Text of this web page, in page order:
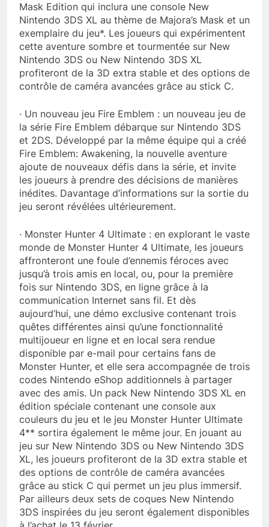
Mask Edition qui inclura une console New
Nintendo 3DS XL au thème de Majora’s Mask et un
exemplaire du jeu*. Les joueurs qui expérimentent
cette aventure sombre et tourmentée sur New
Nintendo 3DS ou New Nintendo 3DS XL
profiteront de la 3D extra stable et des options de
contrôle de caméra avancées grâce au stick C.
· Un nouveau jeu Fire Emblem : un nouveau jeu de
la série Fire Emblem débarque sur Nintendo 3DS
et 2DS. Développé par la même équipe qui a créé
Fire Emblem: Awakening, la nouvelle aventure
ajoute de nouveaux défis dans la série, et invite
les joueurs à prendre des décisions de manières
inédites. Davantage d’informations sur la sortie du
jeu seront révélées ultérieurement.
· Monster Hunter 4 Ultimate : en explorant le vaste
monde de Monster Hunter 4 Ultimate, les joueurs
affronteront une foule d’ennemis féroces avec
jusqu’à trois amis en local, ou, pour la première
fois sur Nintendo 3DS, en ligne grâce à la
communication Internet sans fil. Et dès
aujourd’hui, une démo exclusive contenant trois
quêtes différentes ainsi qu’une fonctionnalité
multijoueur en ligne et en local sera rendue
disponible par e-mail pour certains fans de
Monster Hunter, et elle sera accompagnée de trois
codes Nintendo eShop additionnels à partager
avec des amis. Un pack New Nintendo 3DS XL en
édition spéciale contenant une console aux
couleurs du jeu et le jeu Monster Hunter Ultimate
4** sortira également le même jour. En jouant au
jeu sur New Nintendo 3DS ou New Nintendo 3DS
XL, les joueurs profiteront de la 3D extra stable et
des options de contrôle de caméra avancées
grâce au stick C qui permet un jeu plus immersif.
Par ailleurs deux sets de coques New Nintendo
3DS inspirées du jeu seront également disponibles